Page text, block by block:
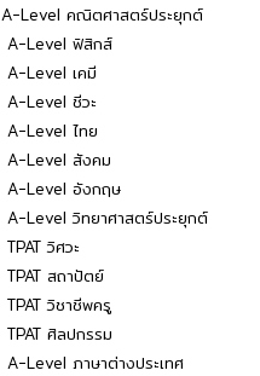
A-Level คณิตศาสตร์ประยุกต์
A-Level ฟิสิกส์
A-Level เคมี
A-Level ชีวะ
A-Level ไทย
A-Level สังคม
A-Level อังกฤษ
A-Level วิทยาศาสตร์ประยุกต์
TPAT วิศวะ
TPAT สถาปัตย์
TPAT วิชาชีพครู
TPAT ศิลปกรรม
A-Level ภาษาต่างประเทศ